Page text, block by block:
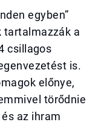
egyben”
tartalmazzák a
csillagos
is.
előnye,
törődnie
az ihram